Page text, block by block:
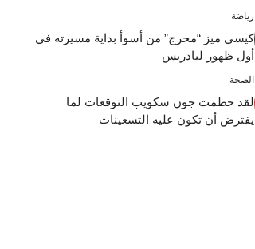
رياضة
كيسي ميز “محرج” من أسوأ بداية مسيرته في
أول ظهور لبادريس
الصحة
لقد حطمت جون سكويب التوقعات لما
يفترض أن تكون عليه التسعينات